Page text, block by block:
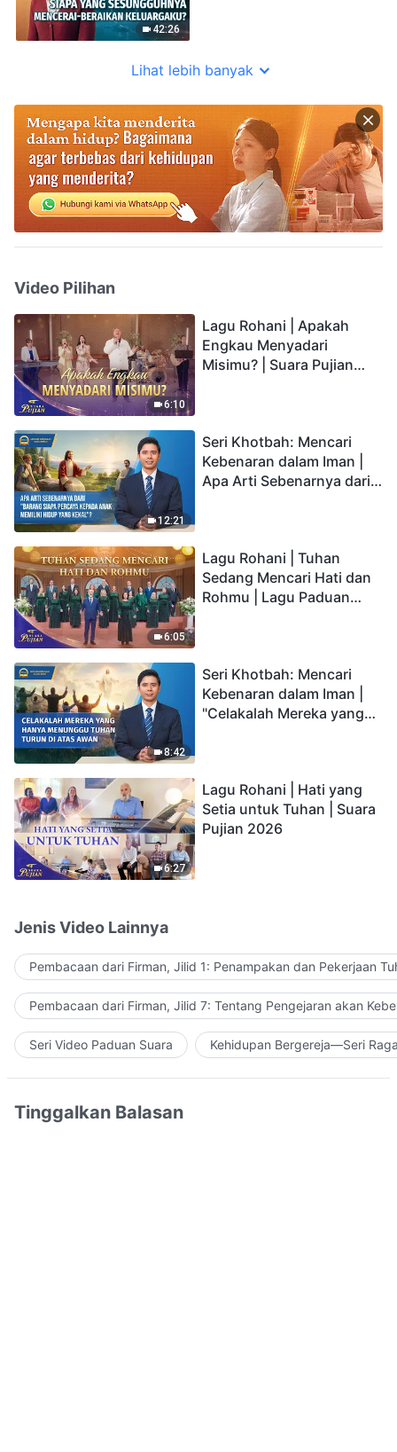
42:26
Lihat lebih banyak
Video Pilihan
6:10
Lagu Rohani | Apakah
Engkau Menyadari
Misimu? | Suara Pujian
12:21
Seri Khotbah: Mencari
Kebenaran dalam Iman |
Apa Arti Sebenarnya dari
6:05
Lagu Rohani | Tuhan
Sedang Mencari Hati dan
Rohmu | Lagu Paduan
8:42
Seri Khotbah: Mencari
Kebenaran dalam Iman |
"Celakalah Mereka yang
6:27
Lagu Rohani | Hati yang
Setia untuk Tuhan | Suara
Pujian 2026
Jenis Video Lainnya
Pembacaan dari Firman, Jilid 1: Penampakan dan Pekerjaan
Pembacaan dari Firman, Jilid 7: Tentang Pengejaran akan
Seri Video Paduan Suara Kehidupan Bergereja—Seri
Tinggalkan Balasan